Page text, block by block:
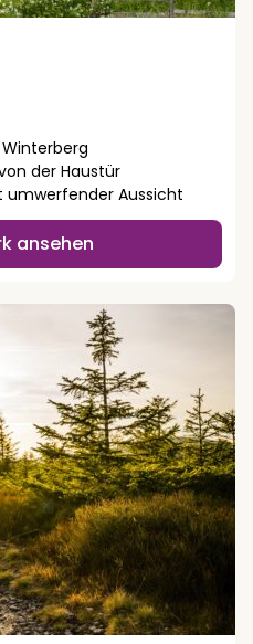
der Haustür
umwerfender Aussicht
ansehen